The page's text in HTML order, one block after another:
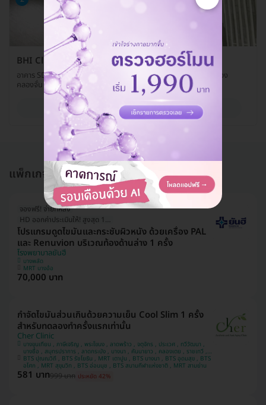
BHI Clinic สาขาลาดพร้าว
อาคาร SD Building (ชั้น 2) เลขที่ 3 ซ. ลาดพร้าว 111 ถ. ลาดพร้าว แขวง
คลองจั่น เขตบางกะปิ กรุงเทพมหานคร 10240
ดูรายละเอียด
แพ็กเกจอื่นใน ดูด-สลายไขมัน
จองฟรี! จ่ายทีหลัง
HD ออกค่าประเมินให้! สูงสุด 1500 บ.
โปรแกรมดูดไขมันและกระชับผิวหนัง ด้วยเครื่อง PAL
และ Renuvion บริเวณท้องด้านล่าง 1 ครั้ง
โรงพยาบาลยันฮี
บางพลัด
MRT บางอ้อ
70,000 บาท
กำจัดไขมันส่วนเกินด้วยความเย็น Cool Slim 1 ครั้ง
สำหรับทดลองทำครั้งแรกเท่านั้น
Cher Clinic
บางขุนเทียน , ภาษีเจริญ , พระโขนง , ลาดพร้าว , จตุจักร , ประเวศ , ทวีวัฒนา ,
บางซื่อ , สมุทรปราการ , ลาดกระบัง , บางนา , คันนายาว , คลองเตย , ราชเทวี ,
ปทุมวัน , บางแค
BTS ปุณณวิถี , BTS รัชโยธิน , MRT เตาปูน , BTS บางนา , BTS อุดมสุข , BTS
อโศก , MRT สุขุมวิท , BTS อ่อนนุช , BTS สนามกีฬาแห่งชาติ , MRT สามย่าน
581 บาท999 บาท ประหยัด 42%